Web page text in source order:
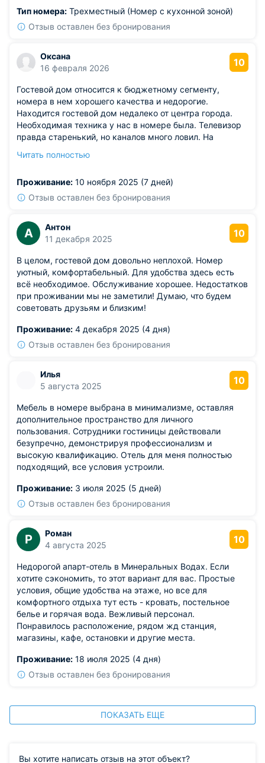
Тип номера: Трехместный (Номер с кухонной зоной)
Отзыв оставлен без бронирования
Оксана
16 февраля 2026
10
Гостевой дом относится к бюджетному сегменту,
номера в нем хорошего качества и недорогие.
Находится гостевой дом недалеко от центра города.
Необходимая техника у нас в номере была. Телевизор
правда старенький, но каналов много ловил. На
котором можно заказать питание полный пансион. К
мягкую мебель конечно нужно уже менять, так как
обивка в плачевном состоянии.
Читать полностью
Проживание: 10 ноября 2025 (7 дней)
Отзыв оставлен без бронирования
А
Антон
11 декабря 2025
10
В целом, гостевой дом довольно неплохой. Номер
уютный, комфортабельный. Для удобства здесь есть
всё необходимое. Обслуживание хорошее. Недостатков
при проживании мы не заметили! Думаю, что будем
советовать друзьям и близким!
Проживание: 4 декабря 2025 (4 дня)
Отзыв оставлен без бронирования
Илья
5 августа 2025
10
Мебель в номере выбрана в минимализме, оставляя
дополнительное пространство для личного
пользования. Сотрудники гостиницы действовали
безупречно, демонстрируя профессионализм и
высокую квалификацию. Отель для меня полностью
подходящий, все условия устроили.
Проживание: 3 июля 2025 (5 дней)
Отзыв оставлен без бронирования
Р
Роман
4 августа 2025
10
Недорогой апарт-отель в Минеральных Водах. Если
хотите сэкономить, то этот вариант для вас. Простые
условия, общие удобства на этаже, но все для
комфортного отдыха тут есть - кровать, постельное
белье и горячая вода. Вежливый персонал.
Понравилось расположение, рядом жд станция,
магазины, кафе, остановки и другие места.
Проживание: 18 июля 2025 (4 дня)
Отзыв оставлен без бронирования
ПОКАЗАТЬ ЕЩЕ
Вы хотите написать отзыв на этот объект?